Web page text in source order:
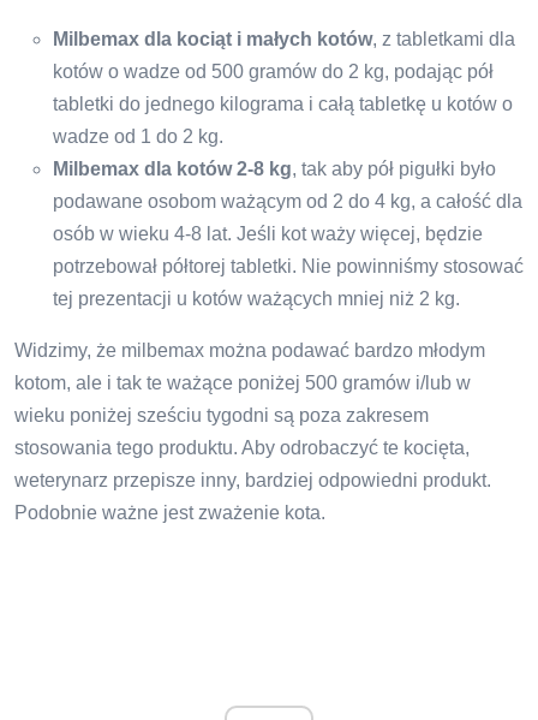
Milbemax dla kociąt i małych kotów, z tabletkami dla
kotów o wadze od 500 gramów do 2 kg, podając pół
tabletki do jednego kilograma i całą tabletkę u kotów o
wadze od 1 do 2 kg.
Milbemax dla kotów 2-8 kg, tak aby pół pigułki było
podawane osobom ważącym od 2 do 4 kg, a całość dla
osób w wieku 4-8 lat. Jeśli kot waży więcej, będzie
potrzebował półtorej tabletki. Nie powinniśmy stosować
tej prezentacji u kotów ważących mniej niż 2 kg.
Widzimy, że milbemax można podawać bardzo młodym
kotom, ale i tak te ważące poniżej 500 gramów i/lub w
wieku poniżej sześciu tygodni są poza zakresem
stosowania tego produktu. Aby odrobaczyć te kocięta,
weterynarz przepisze inny, bardziej odpowiedni produkt.
Podobnie ważne jest zważenie kota.